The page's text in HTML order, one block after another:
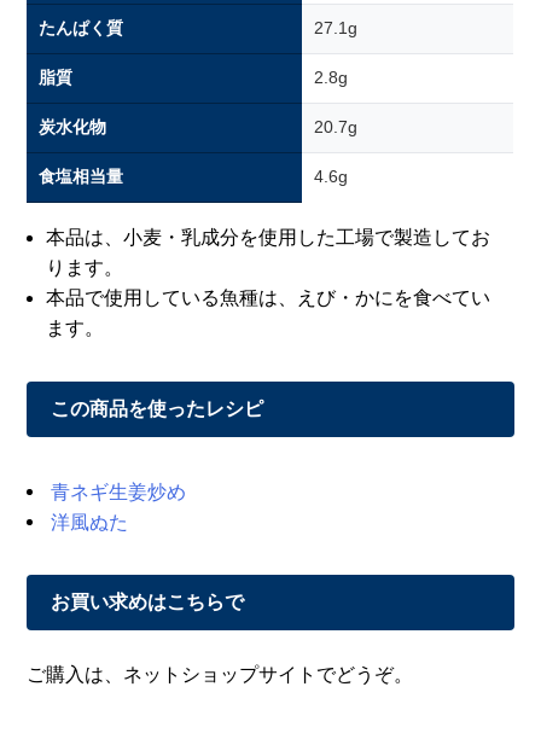
たんぱく質 27.1g
脂質 2.8g
炭水化物 20.7g
食塩相当量 4.6g
本品は、小麦・乳成分を使用した工場で製造してお
ります。
本品で使用している魚種は、えび・かにを食べてい
ます。
この商品を使ったレシピ
青ネギ生姜炒め
洋風ぬた
お買い求めはこちらで
ご購入は、ネットショップサイトでどうぞ。